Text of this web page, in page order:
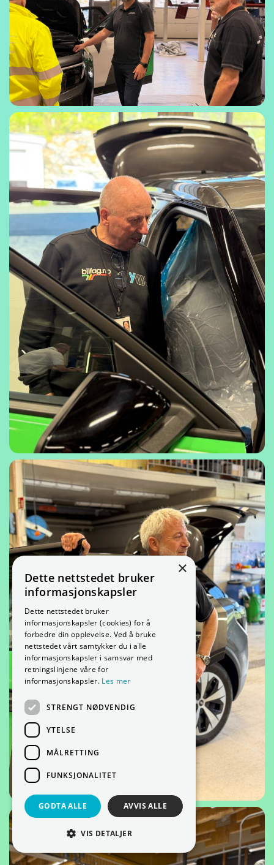
×
Dette nettstedet bruker
informasjonskapsler
Dette nettstedet bruker
informasjonskapsler (cookies) for å
forbedre din opplevelse. Ved å bruke
nettstedet vårt samtykker du i alle
informasjonskapsler i samsvar med
retningslinjene våre for
informasjonskapsler. Les mer
STRENGT NØDVENDIG
YTELSE
MÅLRETTING
FUNKSJONALITET
GODTA ALLE AVVIS ALLE
VIS DETALJER